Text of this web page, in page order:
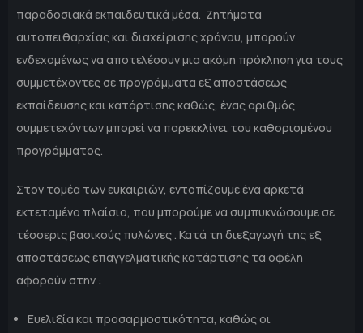
παραδοσιακά εκπαιδευτικά μέσα. Ζητήματα
αυτοπειθαρχίας και διαχείρισης χρόνου, μπορούν
ενδεχομένως να αποτελέσουν μια ακόμη πρόκληση για τους
συμμετέχοντες σε προγράμματα εξ αποστάσεως
εκπαίδευσης και κατάρτισης καθώς, ένας αριθμός
συμμετεχόντων μπορεί να παρεκκλίνει του καθορισμένου
προγράμματος.
Στον τομέα των ευκαιριών, εντοπίζουμε ένα αρκετά
εκτεταμένο πλαίσιο, που μπορούμε να συμπυκνώσουμε σε
τέσσερις βασικούς πυλώνες . Κατά τη διεξαγωγή της εξ
αποστάσεως επαγγελματικής κατάρτισης τα οφέλη
αφορούν στην :
Ευελιξία και προσαρμοστικότητα, καθώς οι